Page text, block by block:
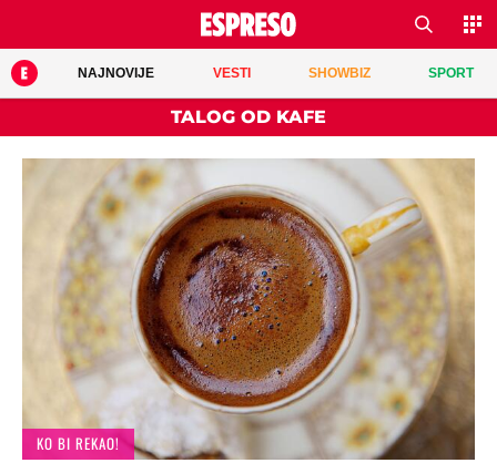
NAJNOVIJE VESTI SHOWBIZ SPORT
TALOG OD KAFE
KO BI REKAO!